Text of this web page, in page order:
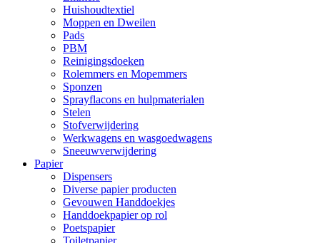
Huishoudtextiel
Moppen en Dweilen
Pads
PBM
Reinigingsdoeken
Rolemmers en Mopemmers
Sponzen
Sprayflacons en hulpmaterialen
Stelen
Stofverwijdering
Werkwagens en wasgoedwagens
Sneeuwverwijdering
Papier
Dispensers
Diverse papier producten
Gevouwen Handdoekjes
Handdoekpapier op rol
Poetspapier
Toiletpapier